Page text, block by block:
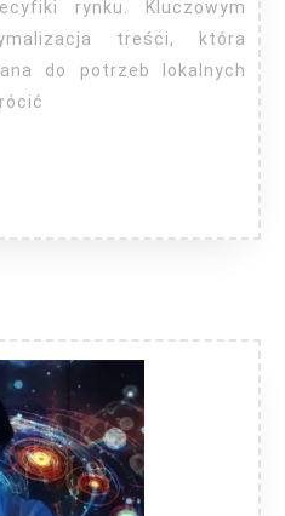
rynku. Kluczowym
treści, która
do potrzeb lokalnych